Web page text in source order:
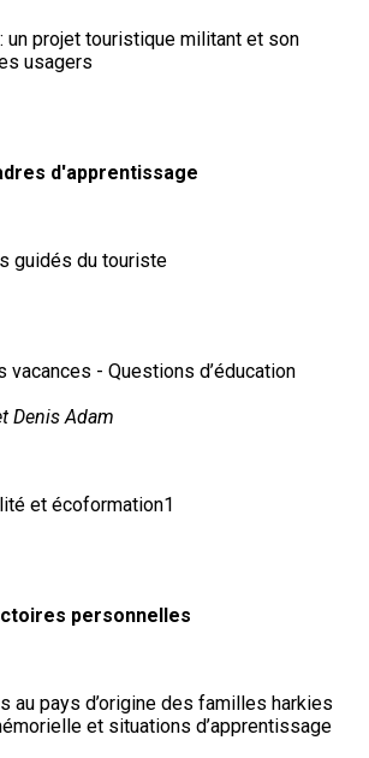
un projet touristique militant et son
usagers
d'apprentissage
guidés du touriste
- Questions d’éducation
Denis Adam
et écoformation1
personnelles
au pays d’origine des familles harkies
et situations d’apprentissage